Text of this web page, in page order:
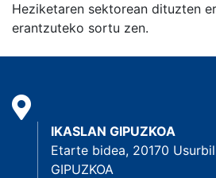
Heziketaren sektorean dituzten
erantzuteko sortu zen.
IKASLAN GIPUZKOA
Etarte bidea, 20170 Usurbil
GIPUZKOA